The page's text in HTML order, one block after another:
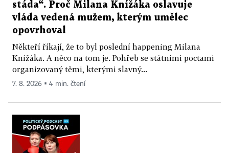
stáda“. Proč Milana Knížáka oslavuje
vláda vedená mužem, kterým umělec
opovrhoval
Někteří říkají, že to byl poslední happening Milana
Knížáka. A něco na tom je. Pohřeb se státními poctami
organizovaný těmi, kterými slavný...
7. 8. 2026 ▪ 4 min. čtení